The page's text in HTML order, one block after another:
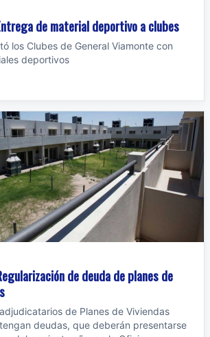
de material deportivo a clubes
los Clubes de General Viamonte con
deportivos
de deuda de planes de
de Planes de Viviendas
deudas, que deberán presentarse